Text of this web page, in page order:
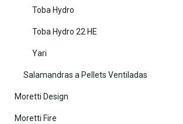
Toba Hydro
Toba Hydro 22 HE
Yari
Salamandras a Pellets Ventiladas
Moretti Design
Moretti Fire